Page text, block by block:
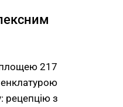
площею 217
рецепцію з